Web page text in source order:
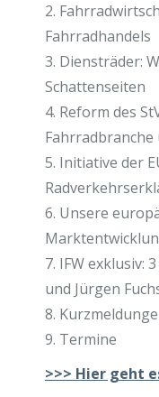
2.
Fahrradhandels
3. Diensträder:
Schattenseiten
4. Reform des
Fahrradbranche
5. Initiative der
6. Unsere
7. IFW exklusiv:
und Jürgen
8.
9. Termine
>>> Hier geht